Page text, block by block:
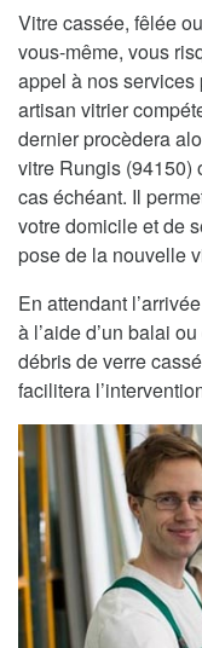
Vitre cassée, fêlée
vous-même, vous
appel à nos services
artisan vitrier
dernier procèdera
vitre Rungis (94150)
cas échéant. Il
votre domicile et de
pose de la nouvelle
En attendant
à l’aide d’un balai
débris de verre
facilitera